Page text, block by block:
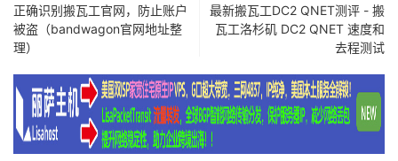
正确识别搬瓦工官网，防止账户
被盗（bandwagon官网地址整
理）
最新搬瓦工DC2 QNET测评 - 搬
瓦工洛杉矶 DC2 QNET 速度和
去程测试